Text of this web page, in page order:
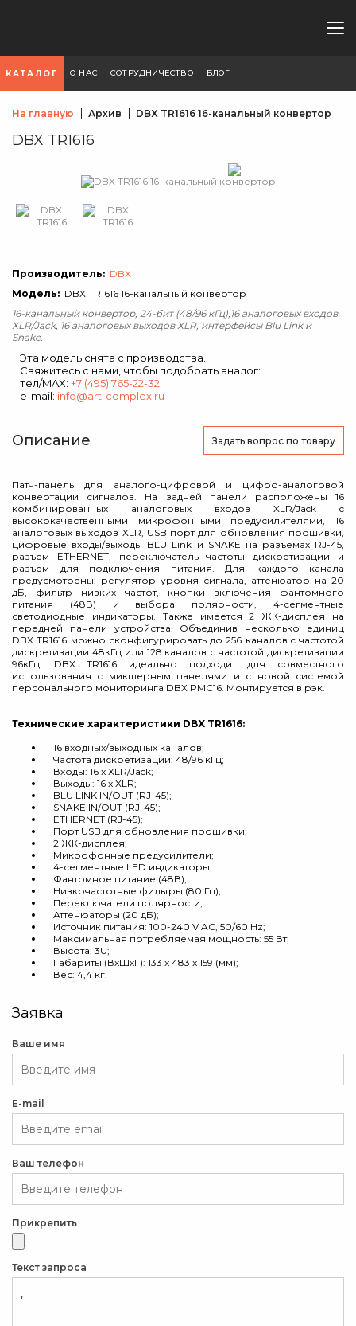
КАТАЛОГ О НАС СОТРУДНИЧЕСТВО БЛОГ
На главную Архив DBX TR1616 16-канальный конвертор
DBX TR1616
Производитель: DBX
Модель: DBX TR1616 16-канальный конвертор
16-канальный конвертор, 24-бит (48/96 кГц),16 аналоговых входов
XLR/Jack, 16 аналоговых выходов XLR, интерфейсы Blu Link и
Snake.
Эта модель снята с производства.
Свяжитесь с нами, чтобы подобрать аналог:
тел/MAX: +7 (495) 765-22-32
e-mail: info@art-complex.ru
Описание Задать вопрос по товару
Патч-панель для аналого-цифровой и цифро-аналоговой
конвертации сигналов. На задней панели расположены 16
комбинированных аналоговых входов XLR/Jack c
высококачественными микрофонными предусилителями, 16
аналоговых выходов XLR, USB порт для обновления прошивки,
цифровые входы/выходы BLU Link и SNAKE на разъемах RJ-45,
разъем ETHERNET, переключатель частоты дискретизации и
разъем для подключения питания. Для каждого канала
предусмотрены: регулятор уровня сигнала, аттенюатор на 20
дБ, фильтр низких частот, кнопки включения фантомного
питания (48В) и выбора полярности, 4-сегментные
светодиодные индикаторы. Также имеется 2 ЖК-дисплея на
передней панели устройства. Объединив несколько единиц
DBX TR1616 можно сконфигурировать до 256 каналов c частотой
дискретизации 48кГц или 128 каналов с частотой дискретизации
96кГц. DBX TR1616 идеально подходит для совместного
использования с микшерным панелями и с новой системой
персонального мониторинга DBX PMC16. Монтируется в рэк.
Технические характеристики DBX TR1616:
16 входных/выходных каналов;
Частота дискретизации: 48/96 кГц;
Входы: 16 x XLR/Jack;
Выходы: 16 x XLR;
BLU LINK IN/OUT (RJ-45);
SNAKE IN/OUT (RJ-45);
ETHERNET (RJ-45);
Порт USB для обновления прошивки;
2 ЖК-дисплея;
Микрофонные предусилители;
4-сегментные LED индикаторы;
Фантомное питание (48В);
Низкочастотные фильтры (80 Гц);
Переключатели полярности;
Аттенюаторы (20 дБ);
Источник питания: 100-240 V AC, 50/60 Hz;
Максимальная потребляемая мощность: 55 Вт;
Высота: 3U;
Габариты (ВхШхГ): 133 x 483 x 159 (мм);
Вес: 4,4 кг.
Заявка
Ваше имя
E-mail
Ваш телефон
Прикрепить
Текст запроса